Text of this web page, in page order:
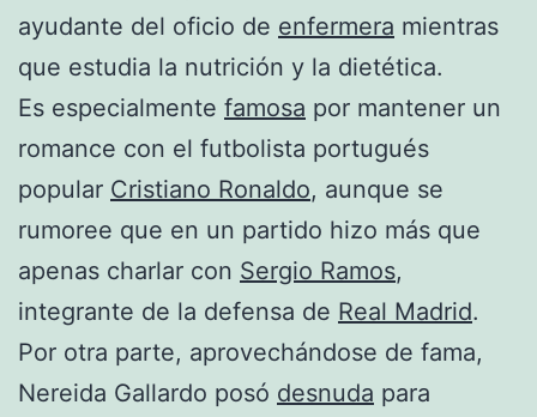
ayudante del oficio de enfermera mientras
que estudia la nutrición y la dietética.
Es especialmente famosa por mantener un
romance con el futbolista portugués
popular Cristiano Ronaldo, aunque se
rumoree que en un partido hizo más que
apenas charlar con Sergio Ramos,
integrante de la defensa de Real Madrid.
Por otra parte, aprovechándose de fama,
Nereida Gallardo posó desnuda para